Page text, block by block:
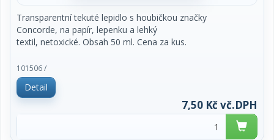
Transparentní tekuté lepidlo s houbičkou značky
Concorde, na papír, lepenku a lehký
textil, netoxické. Obsah 50 ml. Cena za kus.
101506 /
Detail
7,50 Kč vč.DPH